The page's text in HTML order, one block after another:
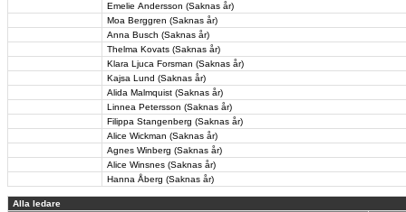
Emelie Andersson (Saknas år)
Moa Berggren (Saknas år)
Anna Busch (Saknas år)
Thelma Kovats (Saknas år)
Klara Ljuca Forsman (Saknas år)
Kajsa Lund (Saknas år)
Alida Malmquist (Saknas år)
Linnea Petersson (Saknas år)
Filippa Stangenberg (Saknas år)
Alice Wickman (Saknas år)
Agnes Winberg (Saknas år)
Alice Winsnes (Saknas år)
Hanna Åberg (Saknas år)
Alla ledare